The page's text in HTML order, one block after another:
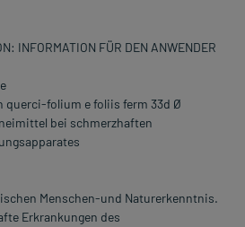
INFORMATION FÜR DEN ANWENDER
folium e foliis ferm 33d Ø
bei schmerzhaften
Menschen-und Naturerkenntnis.
Erkrankungen des